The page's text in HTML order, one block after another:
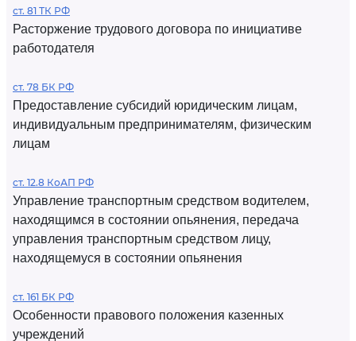
ст. 81 ТК РФ
Расторжение трудового договора по инициативе
работодателя
ст. 78 БК РФ
Предоставление субсидий юридическим лицам,
индивидуальным предпринимателям, физическим
лицам
ст. 12.8 КоАП РФ
Управление транспортным средством водителем,
находящимся в состоянии опьянения, передача
управления транспортным средством лицу,
находящемуся в состоянии опьянения
ст. 161 БК РФ
Особенности правового положения казенных
учреждений